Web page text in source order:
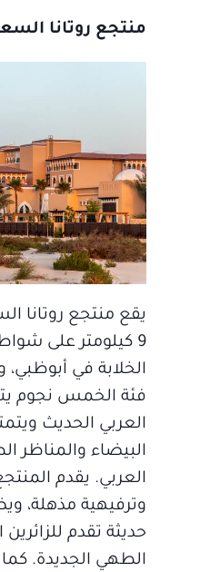
منتجع روتانا
يقع منتجع روتانا
9 كيلومتر على
الخلابة في
فئة الخمس نجوم
العربي الحديث
البيضاء والمناظر
العربي. يقدم
حديثة تقدم
الطهي الجديدة.